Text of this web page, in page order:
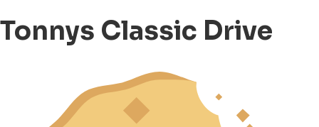
Tonnys Classic Drive